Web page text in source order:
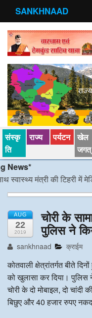
SANKHNAAD
मुख्य पृष्ठ
राज्य
मंडल
संस्कृति
खेल जगत्
पर्यटन
पड़ोसी राज्य
स्वास्‍थ्य
देश विदेश
अन्य खबरै
संस्कृ
ति
राज्य पर्यटन खेल
जगत्
मंत्री की टिहरी में
AUG
22
2019
चोरी के
पुलिस ने
sankhnaad क्राईम
कोतवाली क्षेत्रांतर्गत बीते
को खुलासा कर दिया। पुलिस
चोरी के दो मोबाइल, दो
बिछुए और 40 हजार रुपए नकद